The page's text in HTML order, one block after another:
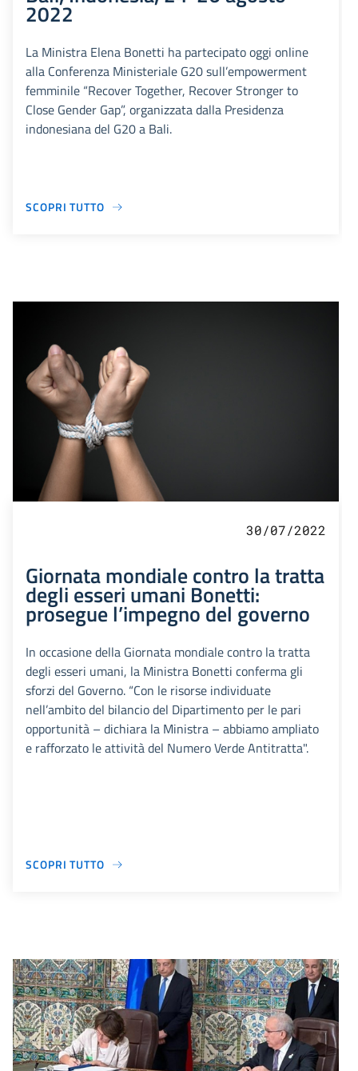
2022
La Ministra Elena Bonetti ha partecipato oggi online
alla Conferenza Ministeriale G20 sull’empowerment
femminile “Recover Together, Recover Stronger to
Close Gender Gap”, organizzata dalla Presidenza
indonesiana del G20 a Bali.
SCOPRI TUTTO
30/07/2022
Giornata mondiale contro la tratta
degli esseri umani Bonetti:
prosegue l’impegno del governo
In occasione della Giornata mondiale contro la tratta
degli esseri umani, la Ministra Bonetti conferma gli
sforzi del Governo. “Con le risorse individuate
nell’ambito del bilancio del Dipartimento per le pari
opportunità – dichiara la Ministra – abbiamo ampliato
e rafforzato le attività del Numero Verde Antitratta".
SCOPRI TUTTO